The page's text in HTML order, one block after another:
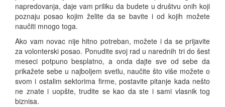
napredovanja, daje vam priliku da budete u društvu onih koji
poznaju posao kojim želite da se bavite i od kojih možete
naučiti mnogo toga.
Ako vam novac nije hitno potreban, možete i da se prijavite
za volonterski posao. Ponudite svoj rad u narednih tri do šest
meseci potpuno besplatno, a onda dajte sve od sebe da
prikažete sebe u najboljem svetlu, naučite što više možete o
svom i ostalim sektorima firme, postavite pitanje kada nešto
ne znate i uopšte, trudite se kao da ste i sami vlasnik tog
biznisa.